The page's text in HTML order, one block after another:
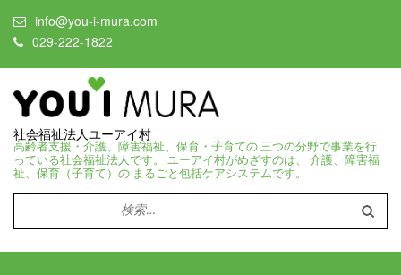
info@you-i-mura.com
029-222-1822
社会福祉法人ユーアイ村
高齢者支援・介護、障害福祉、保育・子育ての 三つの分野で事業を行
っている社会福祉法人です。 ユーアイ村がめざすのは、 介護、障害福
祉、保育（子育て）の まるごと包括ケアシステムです。
検
索: